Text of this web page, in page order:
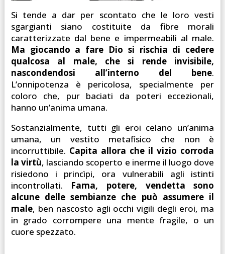
Si tende a dar per scontato che le loro vesti
sgargianti siano costituite da fibre morali
caratterizzate dal bene e impermeabili al male.
Ma giocando a fare Dio si rischia di cedere
qualcosa al male, che si rende invisibile,
nascondendosi all’interno del bene.
L’onnipotenza è pericolosa, specialmente per
coloro che, pur baciati da poteri eccezionali,
hanno un’anima umana.
Sostanzialmente, tutti gli eroi celano un’anima
umana, un vestito metafisico che non è
incorruttibile. Capita allora che il vizio corroda
la virtù, lasciando scoperto e inerme il luogo dove
risiedono i princìpi, ora vulnerabili agli istinti
incontrollati. Fama, potere, vendetta sono
alcune delle sembianze che può assumere il
male, ben nascosto agli occhi vigili degli eroi, ma
in grado corrompere una mente fragile, o un
cuore spezzato.